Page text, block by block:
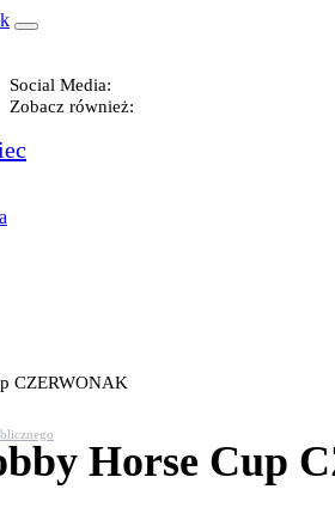
Social Media:
Zobacz również:
CZERWONAK
Horse Cup